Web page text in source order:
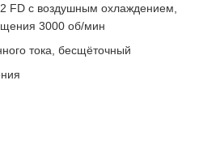
FD с воздушным охлаждением,
3000 об/мин
тока, бесщёточный